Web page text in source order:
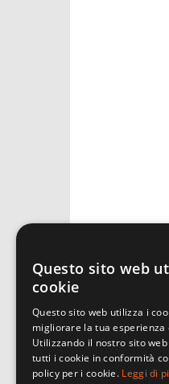
Questo sito web
cookie
Questo sito web utilizza i
migliorare la tua esperienza
Utilizzando il nostro sito
tutti i cookie in conformità
policy per i cookie. Leggi di